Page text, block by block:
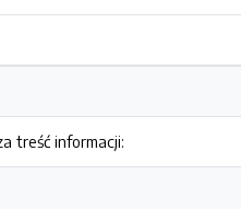
treść informacji: